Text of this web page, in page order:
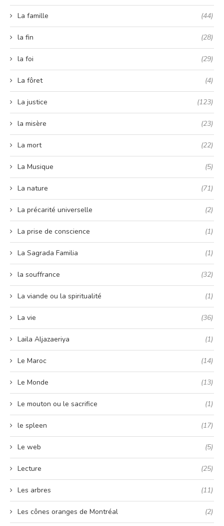
La famille (44)
la fin (28)
la foi (29)
La fôret (4)
La justice (123)
la misère (23)
La mort (22)
La Musique (5)
La nature (71)
La précarité universelle (2)
La prise de conscience (1)
La Sagrada Familia (1)
la souffrance (32)
La viande ou la spiritualité (1)
La vie (36)
Laila Aljazaeriya (1)
Le Maroc (14)
Le Monde (13)
Le mouton ou le sacrifice (1)
le spleen (17)
Le web (5)
Lecture (25)
Les arbres (11)
Les cônes oranges de Montréal (2)